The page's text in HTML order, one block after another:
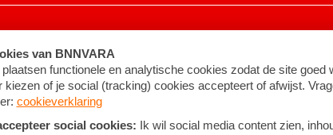
Algemene voorwaarden ©2026BNNVARA